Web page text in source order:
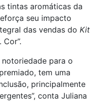
tintas aromáticas da
seu impacto
das vendas do Kit
notoriedade para o
tem uma
principalmente
conta Juliana